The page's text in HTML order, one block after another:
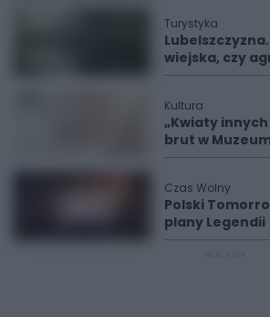
Turystyka
wiejska, czy
Kultura
„Kwiaty
brut w
Czas Wolny
Polski
plany Legendii